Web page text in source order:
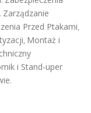
. Zarządzanie
Przed Ptakami,
, Montaż i
i Stand-uper
.